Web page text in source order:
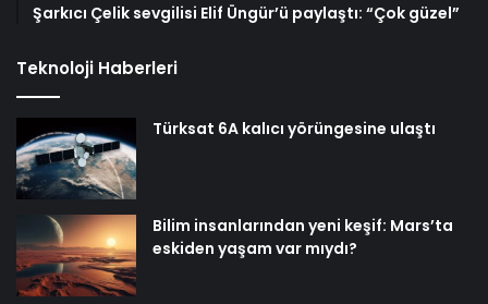
Şarkıcı Çelik sevgilisi Elif Üngür’ü paylaştı: “Çok güzel”
Teknoloji Haberleri
Türksat 6A kalıcı yörüngesine ulaştı
Bilim insanlarından yeni keşif: Mars’ta
eskiden yaşam var mıydı?